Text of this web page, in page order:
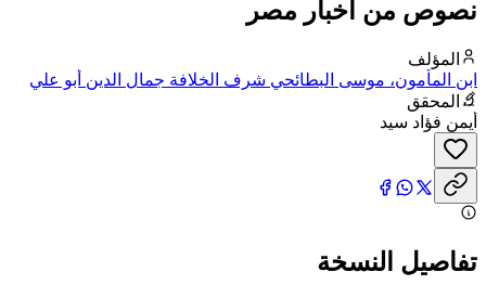
نصوص من أخبار مصر
المؤلف
ابن المأمون، موسى البطائحي شرف الخلافة جمال الدين أبو علي
المحقق
أيمن فؤاد سيد
تفاصيل النسخة